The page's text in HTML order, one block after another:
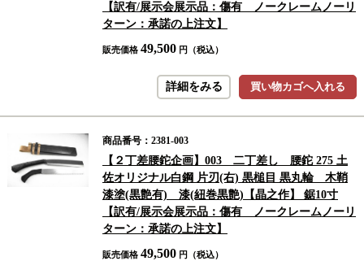
【訳有/展示会展示品：傷有 ノークレームノーリ
ターン：承諾の上注文】
販売価格 49,500 円（税込）
買い物カゴへ入れる
詳細をみる
商品番号：2381-003
【２丁差腰鉈企画】003 二丁差し 腰鉈 275 土
佐オリジナル白鋼 片刃(右) 黒槌目 黒丸輪 木鞘
漆塗(黒艶有) 漆(紐巻黒艶)【晶之作】 鋸10寸
【訳有/展示会展示品：傷有 ノークレームノーリ
ターン：承諾の上注文】
販売価格 49,500 円（税込）